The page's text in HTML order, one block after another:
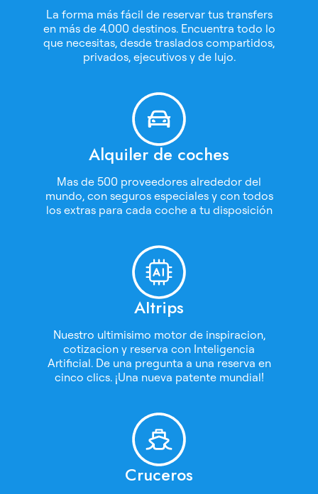
La forma más fácil de reservar tus transfers
en más de 4.000 destinos. Encuentra todo lo
que necesitas, desde traslados compartidos,
privados, ejecutivos y de lujo.
Alquiler de coches
Mas de 500 proveedores alrededor del
mundo, con seguros especiales y con todos
los extras para cada coche a tu disposición
AItrips
Nuestro ultimisimo motor de inspiracion,
cotizacion y reserva con Inteligencia
Artificial. De una pregunta a una reserva en
cinco clics. ¡Una nueva patente mundial!
Cruceros